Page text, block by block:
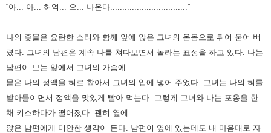
“아... 아... 허억... 으... 나온다................................”
나의 좆물은 요란한 소리와 함께 앞에 앉은 그녀의 온몸으로 튀어 묻어 버
렸다.
그녀의 남편은 계속 나를 쳐다보면서 놀라는 표정을 하고 있다. 나는
남편이 보는 앞에서 그녀의 가슴에
묻은 나의 정액을 혀로 핥아서 그녀의 입에 넣어 주었다.
그녀는 나의 혀를
받아들이면서 정액을 맛있게 빨아 먹는다. 그렇게 그녀와 나는 포옹을 한
채 키스하다가 떨어졌다. 괜히 옆에
앉은 남편에게 미안한 생각이 든다. 남편이 옆에 있는데도 내 마음대로 자